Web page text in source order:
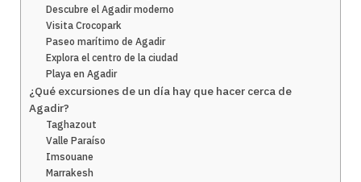
Descubre el Agadir moderno
Visita Crocopark
Paseo marítimo de Agadir
Explora el centro de la ciudad
Playa en Agadir
¿Qué excursiones de un día hay que hacer cerca de
Agadir?
Taghazout
Valle Paraíso
Imsouane
Marrakesh